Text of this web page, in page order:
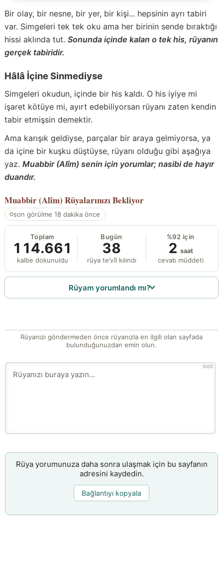
Bir olay, bir nesne, bir yer, bir kişi... hepsinin ayrı tabiri
var. Simgeleri tek tek oku ama her birinin sende bıraktığı
hissi aklında tut. Sonunda içinde kalan o tek his, rüyanın
gerçek tabiridir.
Hâlâ İçine Sinmediyse
Simgeleri okudun, içinde bir his kaldı. O his iyiye mi
işaret kötüye mi, ayırt edebiliyorsan rüyanı zaten kendin
tabir etmişsin demektir.
Ama karışık geldiyse, parçalar bir araya gelmiyorsa, ya
da içine bir kuşku düştüyse, rüyanı olduğu gibi aşağıya
yaz. Muabbir (Alîm) senin için yorumlar; nasibi de hayır
duandır.
Muabbir (Alîm) Rüyalarınızı Bekliyor
son görülme 18 dakika önce
Toplam
114.661
kalbe dokunuldu
Bugün
38
rüya te’vîl kılındı
%92 için
2 saat
cevab müddeti
Rüyam yorumlandı mı?
Rüyanızı göndermeden önce rüyanızla en ilgili olan sayfada
bulunduğunuzdan emin olun.
1000
Rüya yorumunuza daha sonra ulaşmak için bu sayfanın
adresini kaydedin.
Bağlantıyı kopyala